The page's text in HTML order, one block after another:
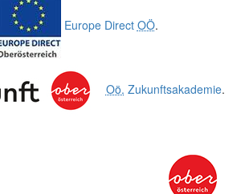
Europe Direct OÖ.
Oö. Zukunftsakademie.